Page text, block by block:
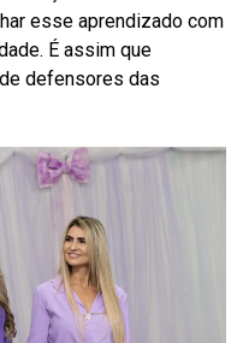
esse aprendizado com
É assim que
defensores das